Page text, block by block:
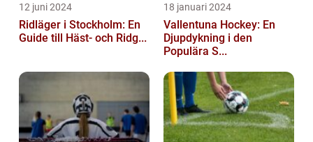
12 juni 2024
Ridläger i Stockholm: En
Guide till Häst- och Ridg...
18 januari 2024
Vallentuna Hockey: En
Djupdykning i den
Populära S...